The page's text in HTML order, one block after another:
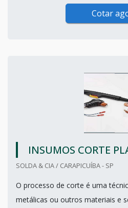
Cotar
INSUMOS CORTE
SOLDA & CIA / CARAPICUÍBA - SP
O processo de corte é uma
metálicas ou outros materiais e